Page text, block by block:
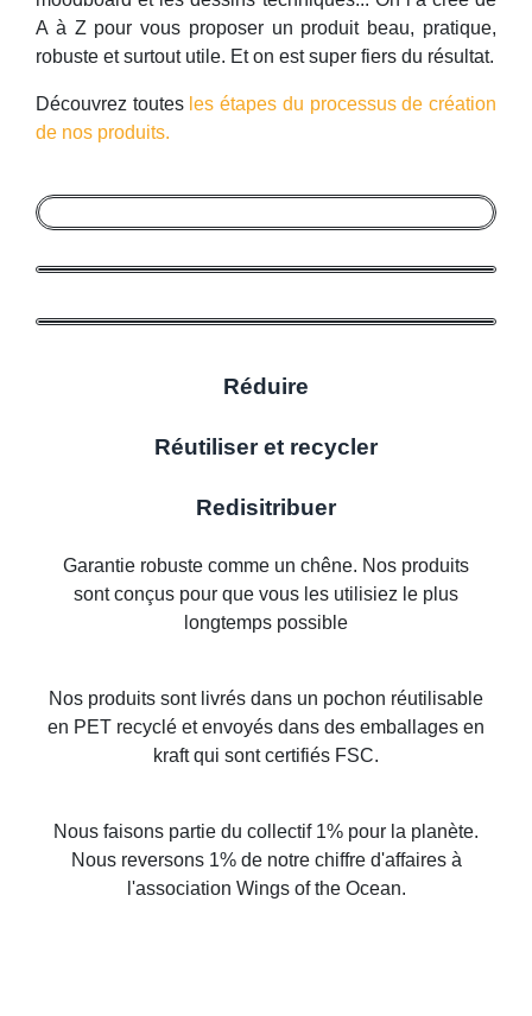
A à Z pour vous proposer un produit beau, pratique,
robuste et surtout utile. Et on est super fiers du résultat.
Découvrez toutes les étapes du processus de création
de nos produits.
Réduire
Réutiliser et recycler
Redisitribuer
Garantie robuste comme un chêne. Nos produits
sont conçus pour que vous les utilisiez le plus
longtemps possible
Nos produits sont livrés dans un pochon réutilisable
en PET recyclé et envoyés dans des emballages en
kraft qui sont certifiés FSC.
Nous faisons partie du collectif 1% pour la planète.
Nous reversons 1% de notre chiffre d'affaires à
l'association Wings of the Ocean.